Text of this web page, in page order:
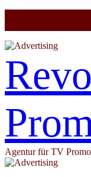
Agentur für TV